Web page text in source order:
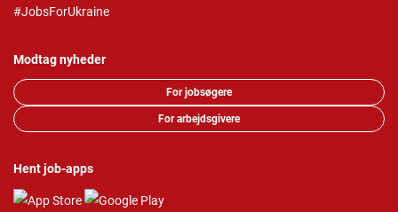
#JobsForUkraine
Modtag nyheder
For jobsøgere
For arbejdsgivere
Hent job-apps